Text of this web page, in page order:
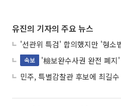
유진의 기자의 주요 뉴스
속보
'檢보완수사권 완전 폐지' 법안, 국